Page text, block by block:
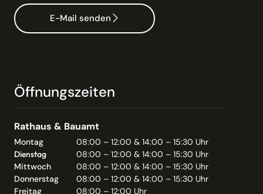
E-Mail senden
Öffnungszeiten
Rathaus & Bauamt
Montag
08:00 – 12:00 & 14:00 – 15:30 Uhr
Dienstag
08:00 – 12:00 & 14:00 – 15:30 Uhr
Mittwoch
08:00 – 12:00 & 14:00 – 15:30 Uhr
Donnerstag
08:00 – 12:00 & 14:00 – 15:30 Uhr
Freitag
08:00 – 12:00 Uhr